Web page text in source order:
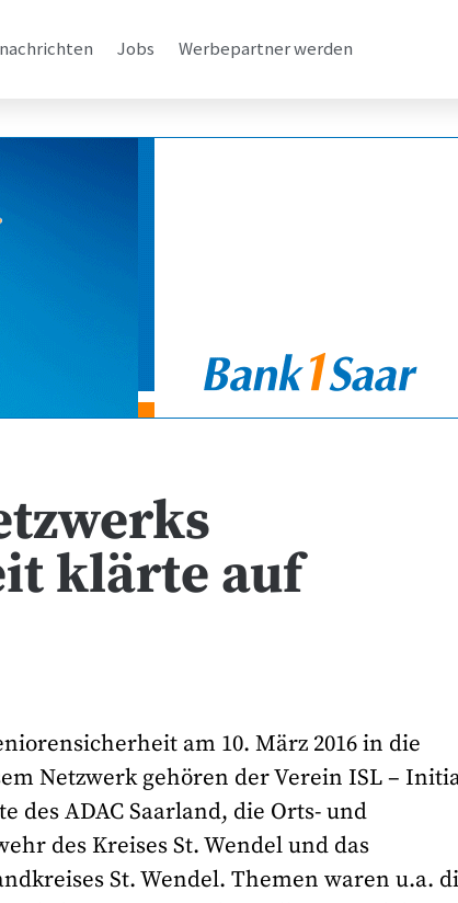
Jobs Werbepartner werden
klärte auf
am 10. März 2016 in die
Netzwerk gehören der Verein ISL –
des ADAC Saarland, die Orts- und
des Kreises St. Wendel und das
St. Wendel. Themen waren u.a.